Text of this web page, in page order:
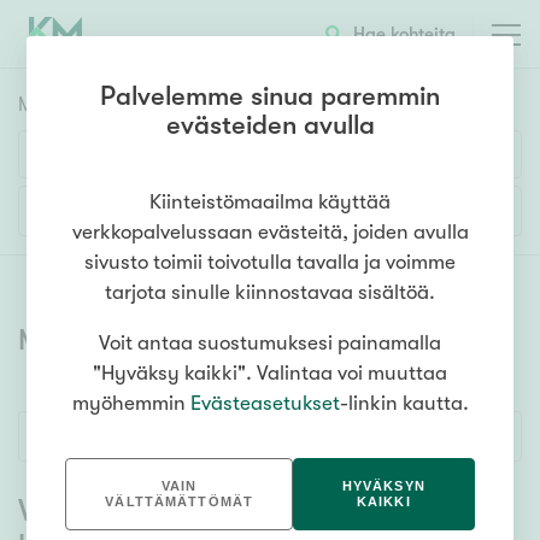
Hae kohteita
Myyntikohteet
1h 2h 3h 4h 5h+
Asuntotyyppi
Kerros-/luhtitalo
Rivitalo/paritalo
Omakoti-/erillistalo
Maa- tai metsätila
Lisää hakuehtoja
Myytävät asunnot
Valitsemillasi hakuehdoilla ei
Palvelemme sinua paremmin
evästeiden avulla
Kiinteistömaailma käyttää
verkkopalvelussaan evästeitä, joiden avulla
sivusto toimii toivotulla tavalla ja voimme
tarjota sinulle kiinnostavaa sisältöä.
Voit antaa suostumuksesi painamalla
"Hyväksy kaikki". Valintaa voi muuttaa
myöhemmin Evästeasetukset-linkin kautta.
VAIN
VÄLTTÄMÄTTÖMÄT
HYVÄKSYN
KAIKKI